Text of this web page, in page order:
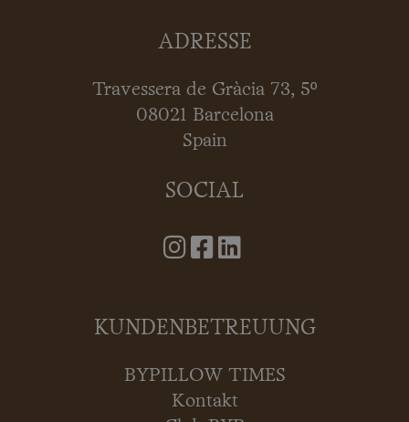
ADRESSE
Travessera de Gràcia 73, 5º
08021 Barcelona
Spain
SOCIAL
KUNDENBETREUUNG
BYPILLOW TIMES
Kontakt